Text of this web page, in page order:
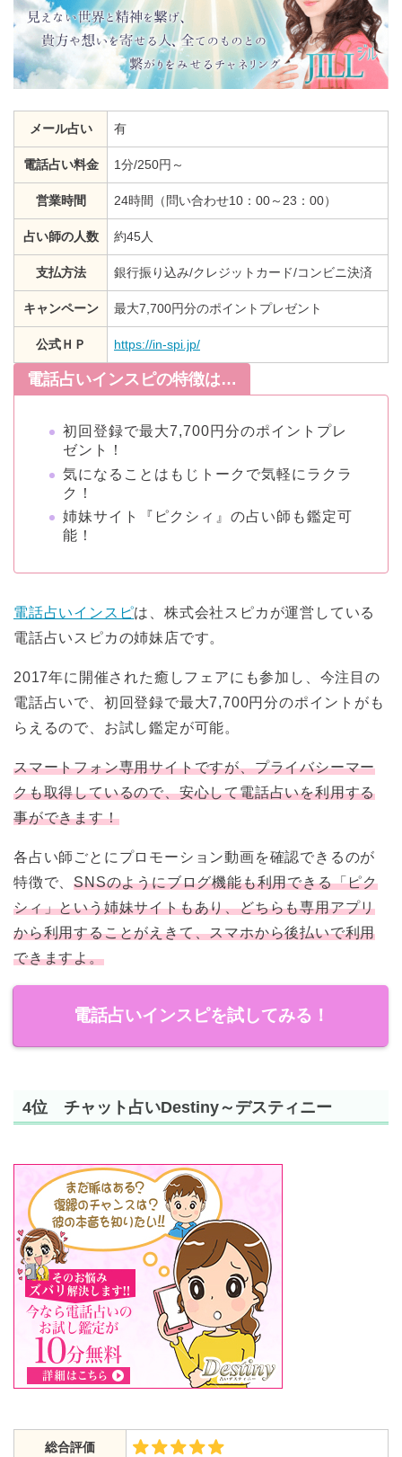
メール占い 有
電話占い料金 1分/250円～
営業時間 24時間（問い合わせ10：00～23：00）
占い師の人数 約45人
支払方法 銀行振り込み/クレジットカード/コンビニ決済
キャンペーン 最大7,700円分のポイントプレゼント
公式ＨＰ https://in-spi.jp/
電話占いインスピの特徴は…
初回登録で最大7,700円分のポイントプレ
ゼント！
気になることはもじトークで気軽にラクラ
ク！
姉妹サイト『ピクシィ』の占い師も鑑定可
能！
電話占いインスピは、株式会社スピカが運営している
電話占いスピカの姉妹店です。
2017年に開催された癒しフェアにも参加し、今注目の
電話占いで、初回登録で最大7,700円分のポイントがも
らえるので、お試し鑑定が可能。
スマートフォン専用サイトですが、プライバシーマー
クも取得しているので、安心して電話占いを利用する
事ができます！
各占い師ごとにプロモーション動画を確認できるのが
特徴で、SNSのようにブログ機能も利用できる「ピク
シィ」という姉妹サイトもあり、どちらも専用アプリ
から利用することがえきて、スマホから後払いで利用
できますよ。
電話占いインスピを試してみる！
4位 チャット占いDestiny～デスティニー
総合評価